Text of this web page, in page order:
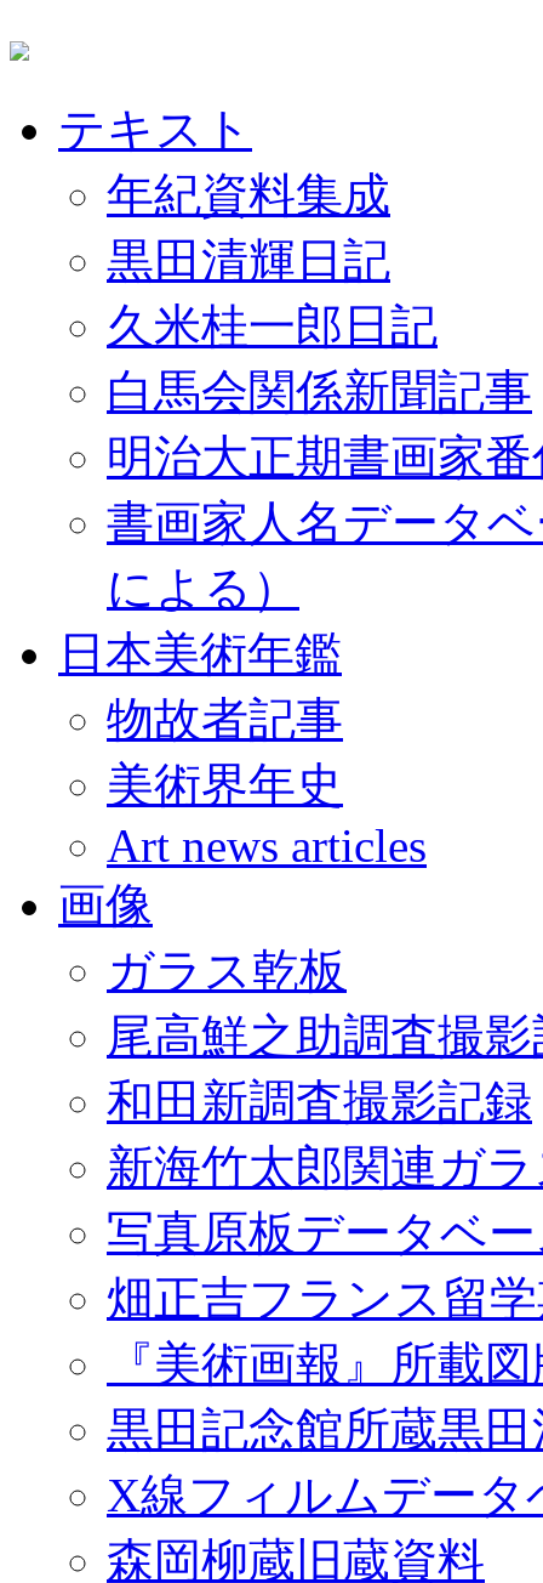
テキスト
年紀資料集成
黒田清輝日記
久米桂一郎日記
白馬会関係新聞記事
明治大正期書画家
書画家人名データ
による）
日本美術年鑑
物故者記事
美術界年史
Art news articles
画像
ガラス乾板
尾高鮮之助調査撮
和田新調査撮影記録
新海竹太郎関連ガ
写真原板データベ
畑正吉フランス留
『美術画報』所載
黒田記念館所蔵黒
X線フィルムデータ
森岡柳蔵旧蔵資料